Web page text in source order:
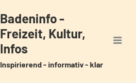
Badeninfo -
Freizeit, Kultur,
Infos
Inspirierend - informativ - klar